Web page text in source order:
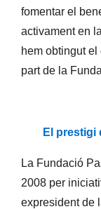
fomentar el
activament en
hem obtingut el
part de la
El prestigi
La Fundació
2008 per
expresident de